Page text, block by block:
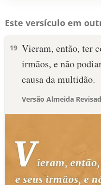
Este versículo em
19 Vieram, então, ter
irmãos, e não
causa da multidão.
Versão Almeida